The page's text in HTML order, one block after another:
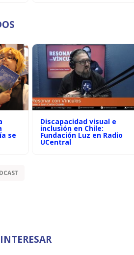
se
Discapacidad visual e
inclusión en Chile:
Fundación Luz en Radio
UCentral